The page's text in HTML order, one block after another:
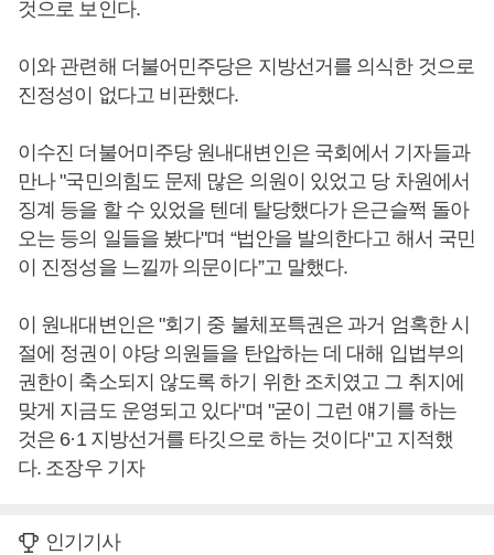
것으로 보인다.
이와 관련해 더불어민주당은 지방선거를 의식한 것으로
진정성이 없다고 비판했다.
이수진 더불어미주당 원내대변인은 국회에서 기자들과
만나 "국민의힘도 문제 많은 의원이 있었고 당 차원에서
징계 등을 할 수 있었을 텐데 탈당했다가 은근슬쩍 돌아
오는 등의 일들을 봤다"며 “법안을 발의한다고 해서 국민
이 진정성을 느낄까 의문이다”고 말했다.
이 원내대변인은 "회기 중 불체포특권은 과거 엄혹한 시
절에 정권이 야당 의원들을 탄압하는 데 대해 입법부의
권한이 축소되지 않도록 하기 위한 조치였고 그 취지에
맞게 지금도 운영되고 있다"며 "굳이 그런 얘기를 하는
것은 6·1 지방선거를 타깃으로 하는 것이다"고 지적했
다. 조장우 기자
인기기사